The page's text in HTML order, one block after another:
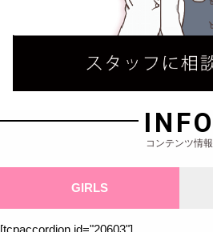
INFO
コンテンツ情報
GIRLS
[tcpaccordion id="20603"]